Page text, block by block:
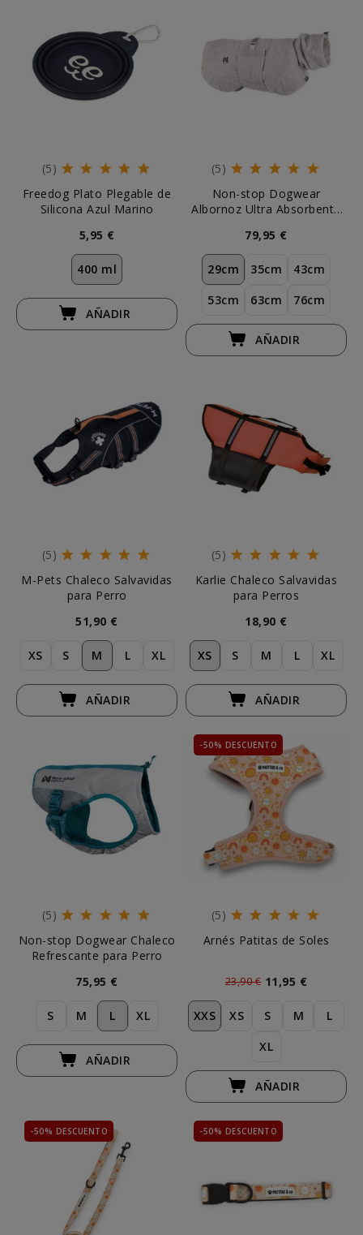
(5)
Freedog Plato Plegable de
Silicona Azul Marino
5,95 €
400 ml
AÑADIR
(5)
Non-stop Dogwear
Albornoz Ultra Absorbente
79,95 €
29cm 35cm
43cm
53cm
63cm 76cm
AÑADIR
(5)
M-Pets Chaleco Salvavidas
para Perro
51,90 €
XS S M L XL
AÑADIR
(5)
Karlie Chaleco Salvavidas
para Perros
18,90 €
XS S M L XL
AÑADIR
(5)
Non-stop Dogwear Chaleco
Refrescante para Perro
75,95 €
S M L XL
AÑADIR
-50% DESCUENTO
(5)
Arnés Patitas de Soles
23,90 € 11,95 €
XXS XS S M
L
XL
AÑADIR
-50% DESCUENTO -50% DESCUENTO